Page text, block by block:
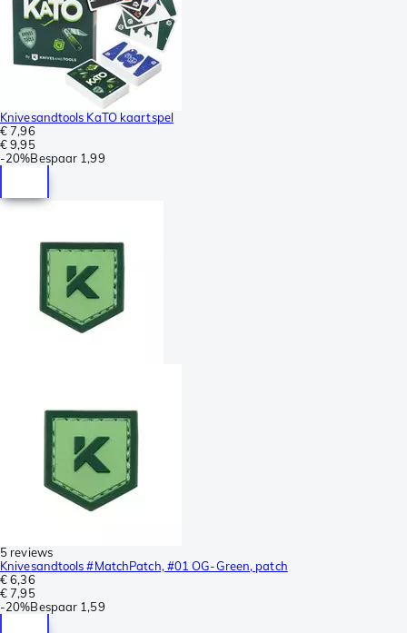
Knivesandtools KaTO kaartspel
€ 7,96
€ 9,95
-20%Bespaar 1,99
5 reviews
Knivesandtools #MatchPatch, #01 OG-Green, patch
€ 6,36
€ 7,95
-20%Bespaar 1,59